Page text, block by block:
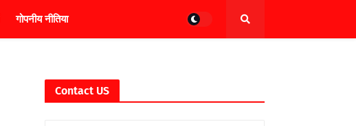
गोपनीय नीतिया
Contact US